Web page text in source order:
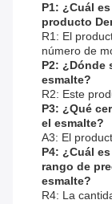
P1: ¿Cuál
producto
R1: El
número de
P2: ¿Dónde
esmalte?
R2: Este
P3: ¿Qué
el esmalte?
A3: El
P4: ¿Cuál
rango de
esmalte?
R4: La